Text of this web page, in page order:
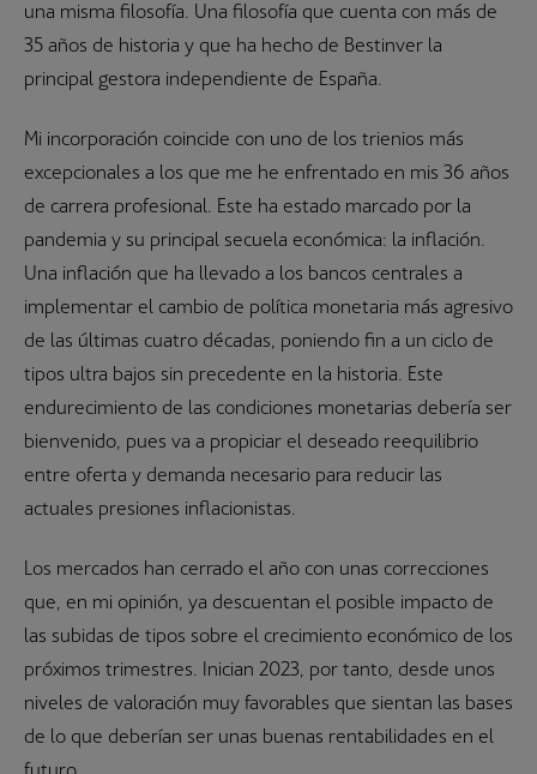
una misma filosofía. Una filosofía que cuenta con más de
35 años de historia y que ha hecho de Bestinver la
principal gestora independiente de España.
Mi incorporación coincide con uno de los trienios más
excepcionales a los que me he enfrentado en mis 36 años
de carrera profesional. Este ha estado marcado por la
pandemia y su principal secuela económica: la inflación.
Una inflación que ha llevado a los bancos centrales a
implementar el cambio de política monetaria más agresivo
de las últimas cuatro décadas, poniendo fin a un ciclo de
tipos ultra bajos sin precedente en la historia. Este
endurecimiento de las condiciones monetarias debería ser
bienvenido, pues va a propiciar el deseado reequilibrio
entre oferta y demanda necesario para reducir las
actuales presiones inflacionistas.
Los mercados han cerrado el año con unas correcciones
que, en mi opinión, ya descuentan el posible impacto de
las subidas de tipos sobre el crecimiento económico de los
próximos trimestres. Inician 2023, por tanto, desde unos
niveles de valoración muy favorables que sientan las bases
de lo que deberían ser unas buenas rentabilidades en el